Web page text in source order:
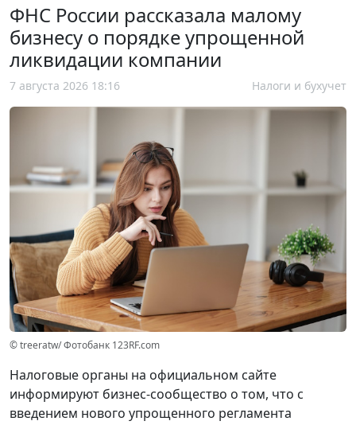
ФНС России рассказала малому
бизнесу о порядке упрощенной
ликвидации компании
7 августа 2026 18:16 Налоги и бухучет
© treeratw/ Фотобанк 123RF.com
Налоговые органы на официальном сайте
информируют бизнес-сообщество о том, что с
введением нового упрощенного регламента